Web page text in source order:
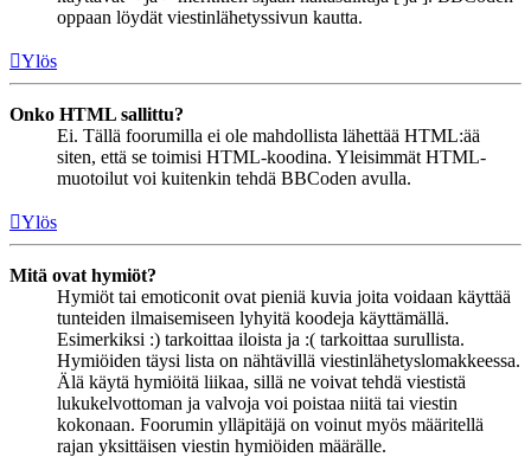
oppaan löydät viestinlähetyssivun kautta.
Ylös
Onko HTML sallittu?
Ei. Tällä foorumilla ei ole mahdollista lähettää HTML:ää
siten, että se toimisi HTML-koodina. Yleisimmät HTML-
muotoilut voi kuitenkin tehdä BBCoden avulla.
Ylös
Mitä ovat hymiöt?
Hymiöt tai emoticonit ovat pieniä kuvia joita voidaan käyttää
tunteiden ilmaisemiseen lyhyitä koodeja käyttämällä.
Esimerkiksi :) tarkoittaa iloista ja :( tarkoittaa surullista.
Hymiöiden täysi lista on nähtävillä viestinlähetyslomakkeessa.
Älä käytä hymiöitä liikaa, sillä ne voivat tehdä viestistä
lukukelvottoman ja valvoja voi poistaa niitä tai viestin
kokonaan. Foorumin ylläpitäjä on voinut myös määritellä
rajan yksittäisen viestin hymiöiden määrälle.